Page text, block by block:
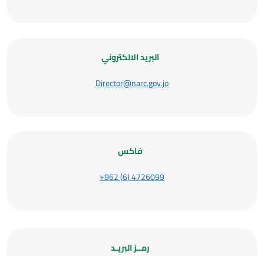
البريد الالكتروني
Director@narc.gov.jo
فاكس
4726099 (6) 962+
رمــز البريـد